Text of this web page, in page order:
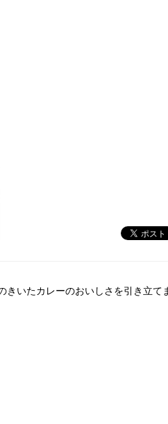
きいたカレーのおいしさを引き立て